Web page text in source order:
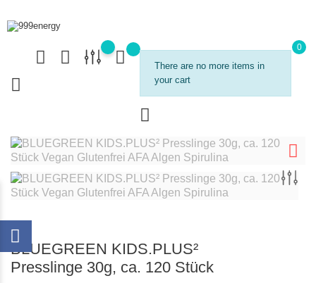
There are no more items in
your cart
0
BLUEGREEN KIDS.PLUS²
Presslinge 30g, ca. 120 Stück